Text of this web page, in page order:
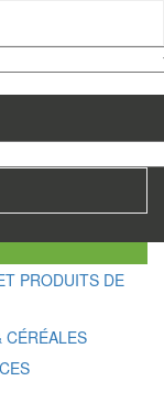
PRODUITS DE
CÉRÉALES